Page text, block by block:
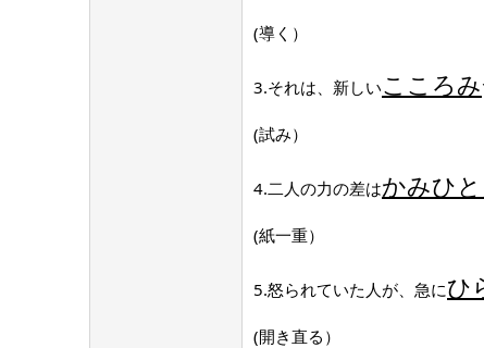
(導く）
3.それは、新しいこころみ
(試み）
4.二人の力の差はかみひと
(紙一重）
5.怒られていた人が、急にひ
(開き直る）